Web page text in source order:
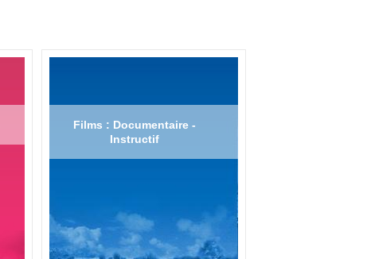
Films : Documentaire -
Instructif